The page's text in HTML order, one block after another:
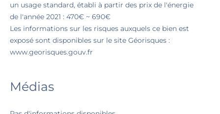
un usage standard, établi à partir des prix de l'énergie
de l'année 2021 : 470€ ~ 690€
Les informations sur les risques auxquels ce bien est
exposé sont disponibles sur le site Géorisques :
www.georisques.gouv.fr
Médias